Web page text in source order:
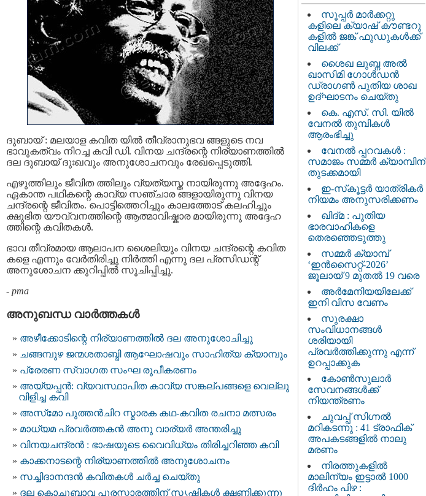
ദുബായ് : മലയാള കവിത യില്‍ തീവ്രാനുഭവ ങ്ങളുടെ നവ
ഭാവുകത്വം നിറച്ച കവി ഡി. വിനയ ചന്ദ്രന്റെ നിര്യാണത്തില്‍
ദല ദുബായ് ദുഃഖവും അനുശോചനവും രേഖപ്പെടുത്തി.
എഴുത്തിലും ജീവിത ത്തിലും വ്യത്യസ്ത നായിരുന്നു അദ്ദേഹം.
ഏകാന്ത പഥികന്റെ കാവ്യ സഞ്ചാര ങ്ങളായിരുന്നു വിനയ
ചന്ദ്രന്റെ ജീവിതം. പൊട്ടിത്തെറിച്ചും കാലത്തോട് കലഹിച്ചും
ക്ഷുഭിത യൗവ്വനത്തിന്റെ ആത്മാവിഷ്കാര മായിരുന്നു അദ്ദേഹ
ത്തിന്റെ കവിതകള്‍.
ഭാവ തീവ്രമായ ആലാപന ശൈലിയും വിനയ ചന്ദ്രന്റെ കവിത
കളെ എന്നും വേര്‍തിരിച്ചു നിര്‍ത്തി എന്നു ദല പ്രസിഡന്റ്
അനുശോചന ക്കുറിപ്പില്‍ സൂചിപ്പിച്ചു.
- pma
അനുബന്ധ വാര്‍ത്തകള്‍
അഴീക്കോടിന്റെ നിര്യാണത്തില്‍ ദല അനുശോചിച്ചു
ചങ്ങമ്പുഴ ജന്മശതാബ്ദി ആഘോഷവും സാഹിത്യ ക്യാ​മ്പും
പ്രേരണ സ്വാഗത സംഘ രൂപീകരണം
അയ്യപ്പന്‍: വ്യവസ്ഥാപിത കാവ്യ സങ്കല്‌പങ്ങളെ വെല്ലു
വിളിച്ച കവി
അസ്‌മോ പുത്തൻചിറ സ്മാരക കഥ-കവിത രചനാ മത്സരം
മാധ്യമ പ്രവര്‍ത്തകൻ അനു വാര്യർ അന്തരിച്ചു
വിനയചന്ദ്രന്‍ : ഭാഷയുടെ വൈവിധ്യം തിരിച്ചറിഞ്ഞ കവി
കാക്കനാടന്റെ നിര്യാണത്തില്‍ അനുശോചനം
സച്ചിദാനന്ദന്‍ കവിതകള്‍ ചര്‍ച്ച ചെയ്തു
ദല കൊച്ചുബാവ പുരസ്കാരത്തിന് സൃഷ്ടികള്‍ ക്ഷണിക്കുന്നു
സൂപ്പർ മാർക്കറ്റു
കളിലെ ക്യാഷ് കൗണ്ടറു
കളിൽ ജങ്ക് ഫുഡുകൾക്ക്
വിലക്ക്
ശൈഖ ലുബ്ന അൽ
ഖാസിമി ഗോൾഡൻ
ഡ്രാഗൺ പുതിയ ശാഖ
ഉദ്ഘാടനം ചെയ്തു
കെ. എസ്. സി. യിൽ
വേനൽ തുമ്പികൾ
ആരംഭിച്ചു
വേനൽ പ്പറവകൾ :
സമാജം സമ്മർ ക്യാമ്പിന്
തുടക്കമായി
ഇ-സ്‌കൂട്ടർ യാത്രികർ
നിയമം അനുസരിക്കണം
ഖിദ്മ : പുതിയ
ഭാരവാഹികളെ
തെരഞ്ഞെടുത്തു
സമ്മർ ക്യാമ്പ്
‘ഇൻസൈറ്റ്-2026’
ജൂലായ് 9 മുതൽ 19 വരെ
അർമേനിയയിലേക്ക്
ഇനി വിസ വേണം
സുരക്ഷാ
സംവിധാനങ്ങൾ
ശരിയായി
പ്രവർത്തിക്കുന്നു എന്ന്
ഉറപ്പാക്കുക
കോൺസുലാർ
സേവനങ്ങൾക്ക്
നിയന്ത്രണം
ചുവപ്പ് സിഗ്നൽ
മറികടന്നു : 41 ട്രാഫിക്
അപകടങ്ങളിൽ നാലു
മരണം
നിരത്തുകളിൽ
മാലിന്യം ഇട്ടാൽ 1000
ദിർഹം പിഴ :